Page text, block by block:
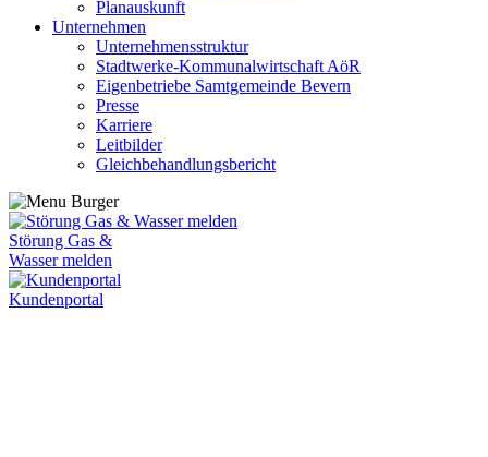
Planauskunft
Unternehmen
Unternehmensstruktur
Stadtwerke-Kommunalwirtschaft AöR
Eigenbetriebe Samtgemeinde Bevern
Presse
Karriere
Leitbilder
Gleichbehandlungsbericht
Störung Gas &
Wasser melden
Kundenportal